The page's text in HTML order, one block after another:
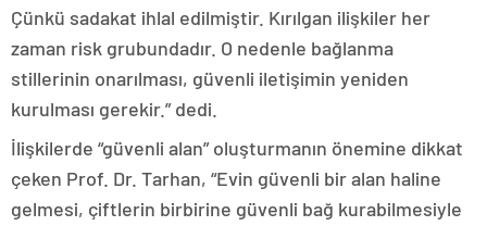
Çünkü sadakat ihlal edilmiştir. Kırılgan ilişkiler her
zaman risk grubundadır. O nedenle bağlanma
stillerinin onarılması, güvenli iletişimin yeniden
kurulması gerekir.” dedi.
İlişkilerde “güvenli alan” oluşturmanın önemine dikkat
çeken Prof. Dr. Tarhan, “Evin güvenli bir alan haline
gelmesi, çiftlerin birbirine güvenli bağ kurabilmesiyle